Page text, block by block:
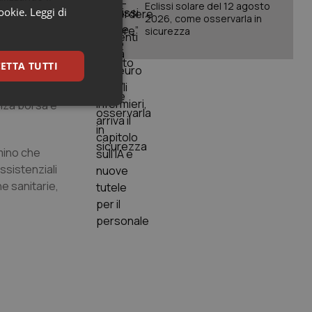
di
precari,
di
part-
borsa e
che
sanitarie,
Eclissi solare del 12 agosto
2026, come osservarla in
sicurezza
Leggi di
TUTTI